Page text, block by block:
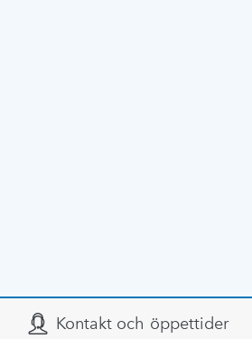
Kontakt och öppettider